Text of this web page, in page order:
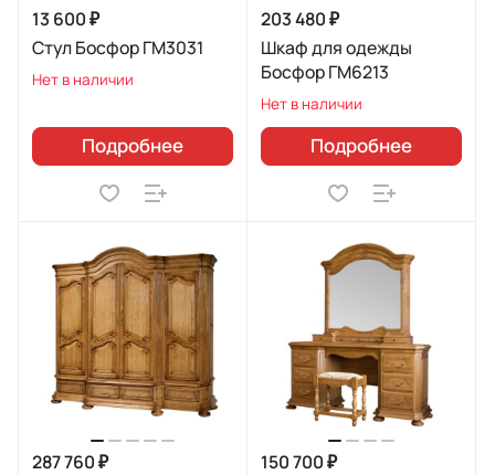
13 600 ₽
Стул Босфор ГМ3031
Нет в наличии
Подробнее
203 480 ₽
Шкаф для одежды
Босфор ГМ6213
Нет в наличии
Подробнее
287 760 ₽
150 700 ₽